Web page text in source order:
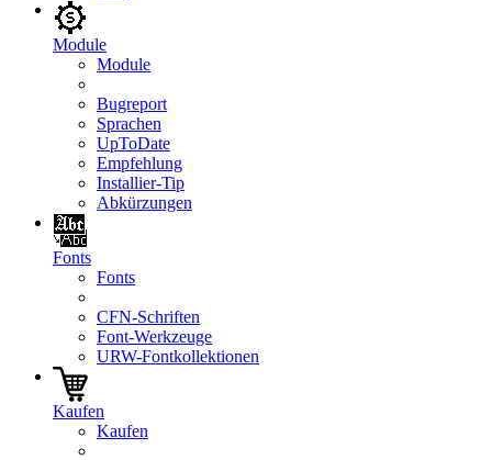
Module
Module
Bugreport
Sprachen
UpToDate
Empfehlung
Installier-Tip
Abkürzungen
Fonts
Fonts
CFN-Schriften
Font-Werkzeuge
URW-Fontkollektionen
Kaufen
Kaufen